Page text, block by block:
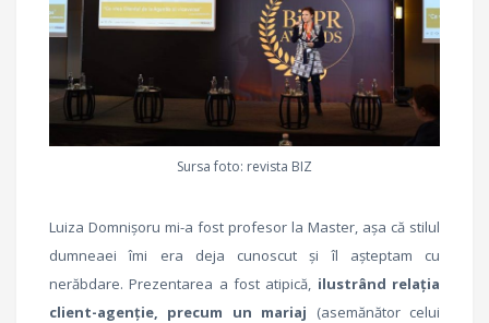
Sursa foto: revista BIZ
Luiza Domnișoru mi-a fost profesor la Master, așa că stilul
dumneaei îmi era deja cunoscut și îl așteptam cu
nerăbdare. Prezentarea a fost atipică, ilustrând relația
client-agenție, precum un mariaj (asemănător celui